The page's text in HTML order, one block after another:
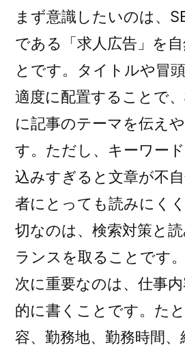
まず意識したいのは、
である「求人広告」を
とです。タイトルや冒
適度に配置することで
に記事のテーマを伝え
す。ただし、キーワー
込みすぎると文章が不
者にとっても読みにく
切なのは、検索対策と
ランスを取ることです。
次に重要なのは、仕事
的に書くことです。た
容、勤務地、勤務時間